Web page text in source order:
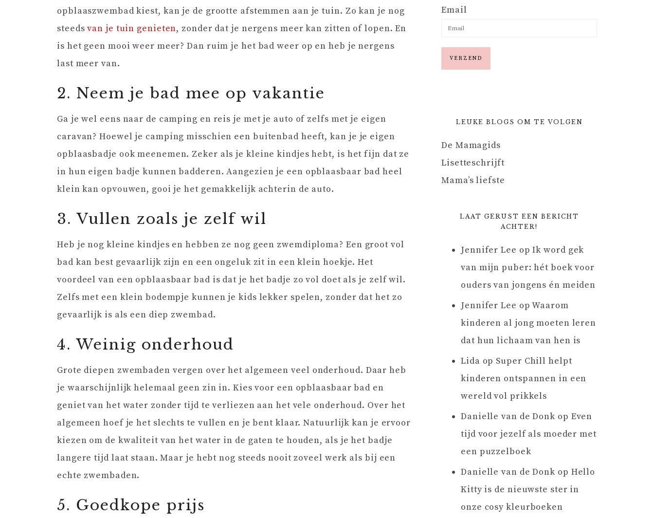
opblaaszwembad kiest, kan je de grootte afstemmen aan je tuin. Zo kan je nog
steeds van je tuin genieten, zonder dat je nergens meer kan zitten of lopen. En
is het geen mooi weer meer? Dan ruim je het bad weer op en heb je nergens
last meer van.
2. Neem je bad mee op vakantie
Ga je wel eens naar de camping en reis je met je auto of zelfs met je eigen
caravan? Hoewel je camping misschien een buitenbad heeft, kan je je eigen
opblaasbadje ook meenemen. Zeker als je kleine kindjes hebt, is het fijn dat ze
in hun eigen badje kunnen badderen. Aangezien je een opblaasbaar bad heel
klein kan opvouwen, gooi je het gemakkelijk achterin de auto.
3. Vullen zoals je zelf wil
Heb je nog kleine kindjes en hebben ze nog geen zwemdiploma? Een groot vol
bad kan best gevaarlijk zijn en een ongeluk zit in een klein hoekje. Het
voordeel van een opblaasbaar bad is dat je het badje zo vol doet als je zelf wil.
Zelfs met een klein bodempje kunnen je kids lekker spelen, zonder dat het zo
gevaarlijk is als een diep zwembad.
4. Weinig onderhoud
Grote diepen zwembaden vergen over het algemeen veel onderhoud. Daar heb
je waarschijnlijk helemaal geen zin in. Kies voor een opblaasbaar bad en
geniet van het water zonder tijd te verliezen aan het vele onderhoud. Over het
algemeen hoef je het slechts te vullen en je bent klaar. Natuurlijk kan je ervoor
kiezen om de kwaliteit van het water in de gaten te houden, als je het badje
langere tijd laat staan. Maar je hebt nog steeds nooit zoveel werk als bij een
echte zwembaden.
5. Goedkope prijs
Email
LEUKE BLOGS OM TE VOLGEN
De Mamagids
Lisetteschrijft
Mama’s liefste
LAAT GERUST EEN BERICHT
ACHTER!
Jennifer Lee opIk word gek
van mijn puber: hét boek voor
ouders van jongens én meiden
Jennifer Lee opWaarom
kinderen al jong moeten leren
dat hun lichaam van hen is
Lida op Super Chill helpt
kinderen ontspannen in een
wereld vol prikkels
Danielle van de Donk op Even
tijd voor jezelf als moeder met
een puzzelboek
Danielle van de Donk op Hello
Kitty is de nieuwste ster in
onze cosy kleurboeken